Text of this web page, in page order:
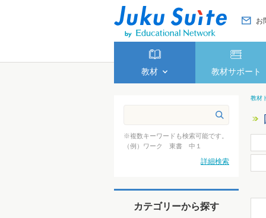
お
教材 教材サポート
教材
※複数キーワードも検索可能です。
（例）ワーク 東書 中１
詳細検索
カテゴリーから探す